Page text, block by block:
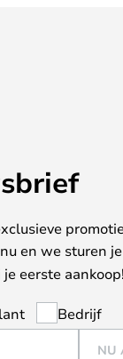
en we sturen
eerste aankoop!
Bedrijf
NU